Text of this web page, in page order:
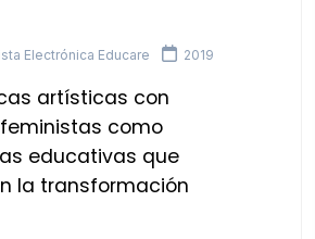
Electrónica Educare 2019
artísticas con
como
educativas que
la transformación